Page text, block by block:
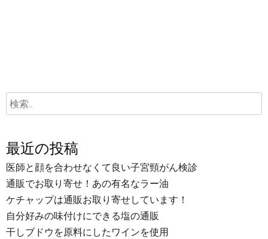
最近の投稿
医師と顔を合わせなくて良い子宮頸がん検診
通販でお取り寄せ！あの有名なラー油
ケチャップは通販お取り寄せしています！
自分好みの味付けにできる塩の通販
干しブドウを原料にしたワインを使用